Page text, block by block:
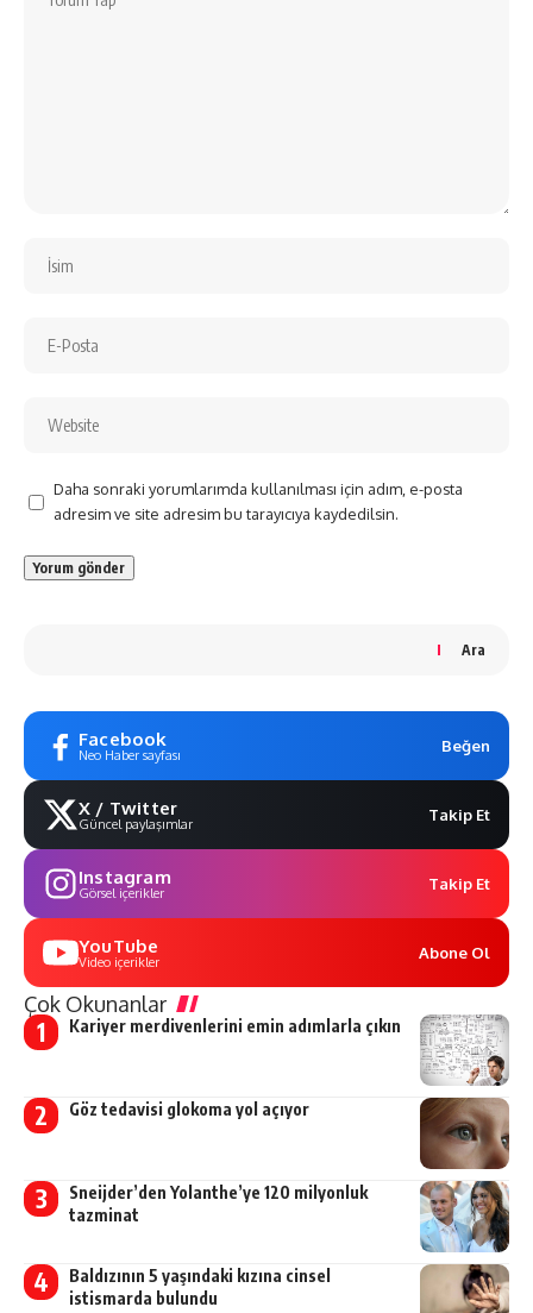
Daha sonraki yorumlarımda kullanılması için adım, e-posta
adresim ve site adresim bu tarayıcıya kaydedilsin.
Ara
Facebook
Neo Haber sayfası Beğen
X / Twitter
Güncel paylaşımlar Takip Et
Instagram
Görsel içerikler Takip Et
YouTube
Video içerikler Abone Ol
Çok Okunanlar
Kariyer merdivenlerini emin adımlarla çıkın
Göz tedavisi glokoma yol açıyor
Sneijder’den Yolanthe’ye 120 milyonluk
tazminat
Baldızının 5 yaşındaki kızına cinsel
istismarda bulundu